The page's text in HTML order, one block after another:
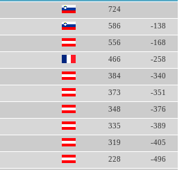
724
586 -138
556 -168
466 -258
384 -340
373 -351
348 -376
335 -389
319 -405
228 -496